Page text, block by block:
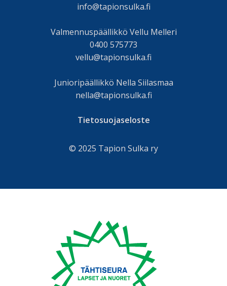
info@tapionsulka.fi
Valmennuspäällikkö Vellu Melleri
0400 575773
vellu@tapionsulka.fi
Junioripäällikkö Nella Siilasmaa
nella@tapionsulka.fi
Tietosuojaseloste
© 2025 Tapion Sulka ry